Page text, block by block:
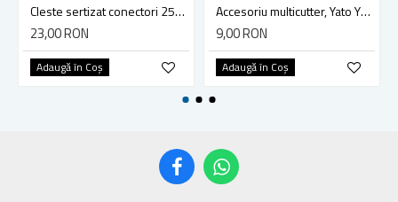
Cleste sertizat conectori 250 mm lama 4mm Yato YT-2254
23,00 RON
Adaugă în Coş
Accesoriu multicutter, Yato YT-34689, sistem Yato Quick Release, slefuire, 90 mm, ceramica, abrazive
9,00 RON
Adaugă în Coş